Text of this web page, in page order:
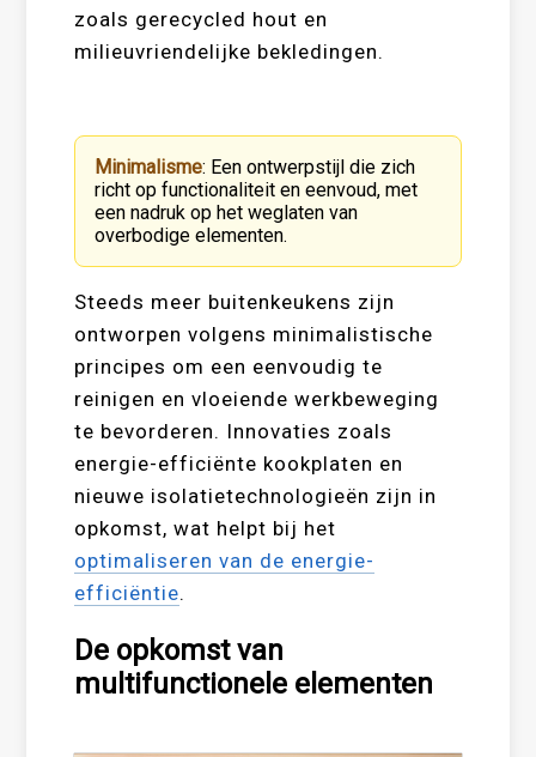
zoals gerecycled hout en
milieuvriendelijke bekledingen.
Minimalisme: Een ontwerpstijl die zich
richt op functionaliteit en eenvoud, met
een nadruk op het weglaten van
overbodige elementen.
Steeds meer buitenkeukens zijn
ontworpen volgens minimalistische
principes om een eenvoudig te
reinigen en vloeiende werkbeweging
te bevorderen. Innovaties zoals
energie-efficiënte kookplaten en
nieuwe isolatietechnologieën zijn in
opkomst, wat helpt bij het
optimaliseren van de energie-
efficiëntie.
De opkomst van
multifunctionele elementen